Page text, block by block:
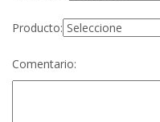
Producto:
Comentario: